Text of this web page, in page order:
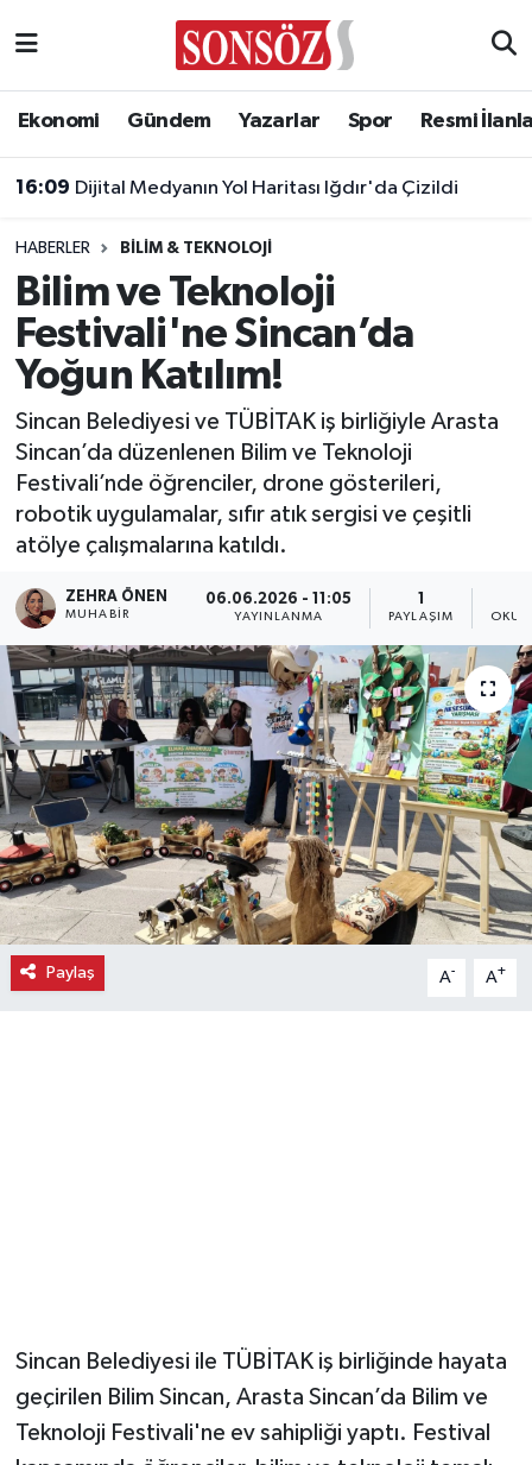
Ekonomi Gündem Yazarlar Spor Resmi
16:09 Dijital Medyanın Yol Haritası Iğdır'da Çizildi
HABERLER BILIM & TEKNOLOJI
Bilim ve Teknoloji
Festivali'ne Sincan’da
Yoğun Katılım!
Sincan Belediyesi ve TÜBİTAK iş birliğiyle Arasta
Sincan’da düzenlenen Bilim ve Teknoloji
Festivali’nde öğrenciler, drone gösterileri,
robotik uygulamalar, sıfır atık sergisi ve çeşitli
atölye çalışmalarına katıldı.
ZEHRA ÖNEN
MUHABIR
06.06.2026 - 11:05
YAYINLANMA PAYLAŞIM
Paylaş A- A+
Sincan Belediyesi ile TÜBİTAK iş birliğinde hayata
geçirilen Bilim Sincan, Arasta Sincan’da Bilim ve
Teknoloji Festivali'ne ev sahipliği yaptı. Festival
Asayiş
Biyografi
Çevre
Diğer
Dünya
Eğitim
Emlak
Gündem
Gurme
Haber
İlçe Haberleri
Siyaset
Sokak Hayvanlarını Sahiplendirme
Ankara Nöbetçi Eczaneler
Ankara Trafik Yoğunluk Haritası
Süper Lig Puan Durumu ve Fikstür
Tüm Manşetler
Son Dakika Haberleri
Haber Arşivi